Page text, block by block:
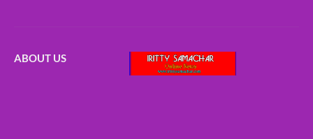
ABOUT US